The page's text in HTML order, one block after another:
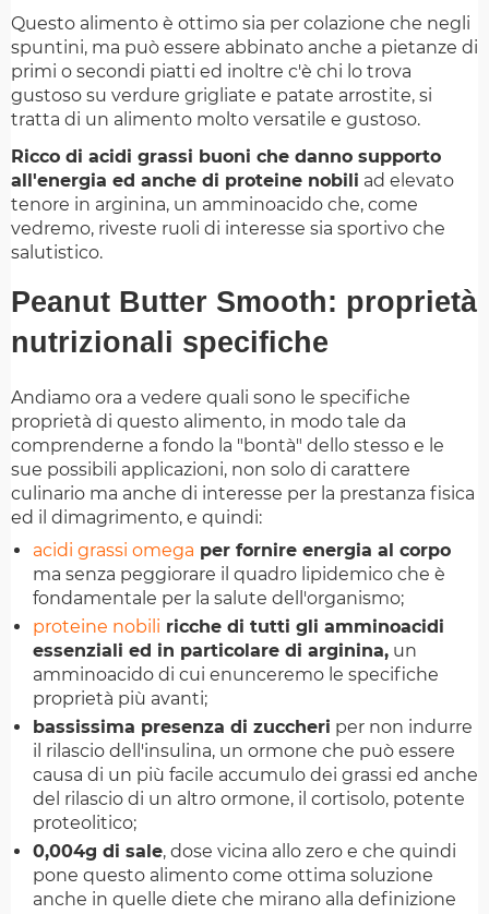
Questo alimento è ottimo sia per colazione che negli
spuntini, ma può essere abbinato anche a pietanze di
primi o secondi piatti ed inoltre c'è chi lo trova
gustoso su verdure grigliate e patate arrostite, si
tratta di un alimento molto versatile e gustoso.
Ricco di acidi grassi buoni che danno supporto
all'energia ed anche di proteine nobili ad elevato
tenore in arginina, un amminoacido che, come
vedremo, riveste ruoli di interesse sia sportivo che
salutistico.
Peanut Butter Smooth: proprietà
nutrizionali specifiche
Andiamo ora a vedere quali sono le specifiche
proprietà di questo alimento, in modo tale da
comprenderne a fondo la "bontà" dello stesso e le
sue possibili applicazioni, non solo di carattere
culinario ma anche di interesse per la prestanza fisica
ed il dimagrimento, e quindi:
acidi grassi omega per fornire energia al corpo
ma senza peggiorare il quadro lipidemico che è
fondamentale per la salute dell'organismo;
proteine nobili ricche di tutti gli amminoacidi
essenziali ed in particolare di arginina, un
amminoacido di cui enunceremo le specifiche
proprietà più avanti;
bassissima presenza di zuccheri per non indurre
il rilascio dell'insulina, un ormone che può essere
causa di un più facile accumulo dei grassi ed anche
del rilascio di un altro ormone, il cortisolo, potente
proteolitico;
0,004g di sale, dose vicina allo zero e che quindi
pone questo alimento come ottima soluzione
anche in quelle diete che mirano alla definizione